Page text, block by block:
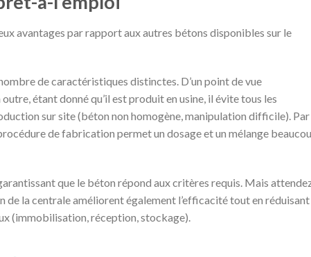
avantages par rapport aux autres bétons disponibles sur le
de caractéristiques distinctes. D’un point de vue
étant donné qu’il est produit en usine, il évite tous les
sur site (béton non homogène, manipulation difficile). Par
de fabrication permet un dosage et un mélange
que le béton répond aux critères requis. Mais
de la centrale améliorent également l’efficacité tout en réduisant
(immobilisation, réception, stockage).